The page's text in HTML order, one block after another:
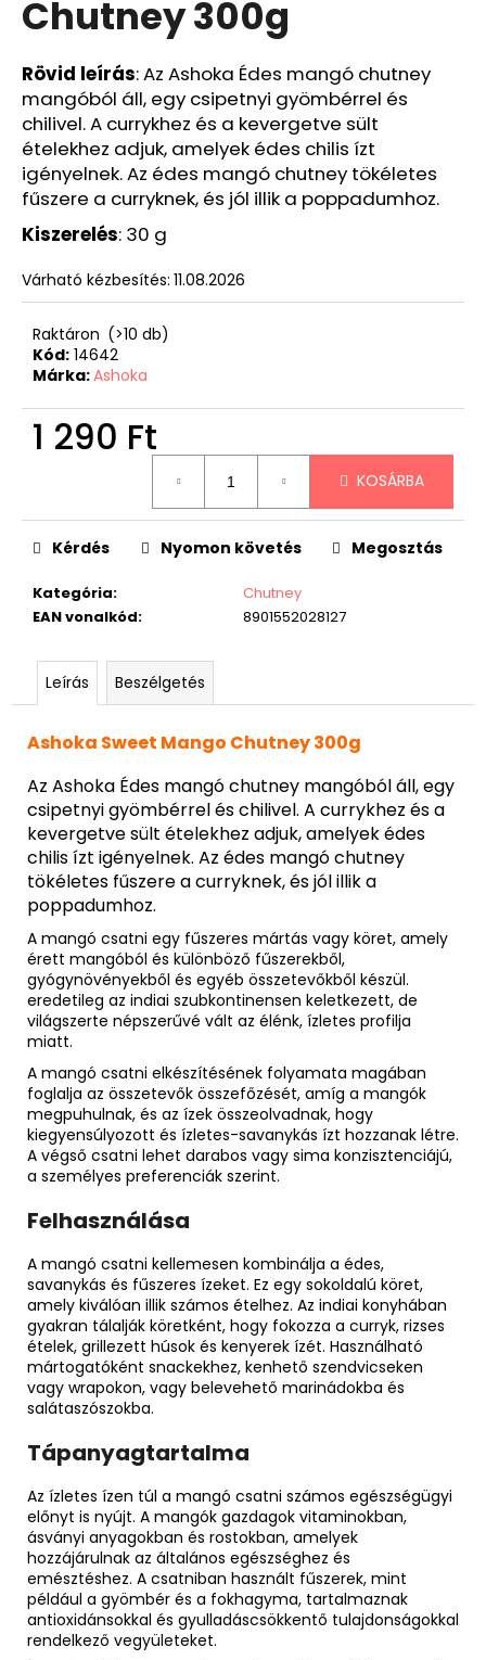
Chutney 300g
Rövid leírás:Az Ashoka Édes mangó chutney
mangóból áll, egy csipetnyi gyömbérrel és
chilivel. A currykhez és a kevergetve sült
ételekhez adjuk, amelyek édes chilis ízt
igényelnek. Az édes mangó chutney tökéletes
fűszere a curryknek, és jól illik a poppadumhoz.
Kiszerelés: 30 g
Várható kézbesítés: 11.08.2026
Raktáron (>10 db)
Kód: 14642
Márka:Ashoka
1 290 Ft
KOSÁRBA
Kategória:
Chutney
EAN vonalkód: 8901552028127
Kérdés Nyomon követés Megosztás
Leírás Beszélgetés
Ashoka Sweet Mango Chutney 300g
Az Ashoka Édes mangó chutney mangóból áll, egy
csipetnyi gyömbérrel és chilivel. A currykhez és a
kevergetve sült ételekhez adjuk, amelyek édes
chilis ízt igényelnek. Az édes mangó chutney
tökéletes fűszere a curryknek, és jól illik a
poppadumhoz.
A mangó csatni egy fűszeres mártás vagy köret, amely
érett mangóból és különböző fűszerekből,
gyógynövényekből és egyéb összetevőkből készül.
eredetileg az indiai szubkontinensen keletkezett, de
világszerte népszerűvé vált az élénk, ízletes profilja
miatt.
A mangó csatni elkészítésének folyamata magában
foglalja az összetevők összefőzését, amíg a mangók
megpuhulnak, és az ízek összeolvadnak, hogy
kiegyensúlyozott és ízletes-savanykás ízt hozzanak létre.
A végső csatni lehet darabos vagy sima konzisztenciájú,
a személyes preferenciák szerint.
Felhasználása
A mangó csatni kellemesen kombinálja a édes,
savanykás és fűszeres ízeket. Ez egy sokoldalú köret,
amely kiválóan illik számos ételhez. Az indiai konyhában
gyakran tálalják köretként, hogy fokozza a curryk, rizses
ételek, grillezett húsok és kenyerek ízét. Használható
mártogatóként snackekhez, kenhető szendvicseken
vagy wrapokon, vagy belevehető marinádokba és
salátaszószokba.
Tápanyagtartalma
Az ízletes ízen túl a mangó csatni számos egészségügyi
előnyt is nyújt. A mangók gazdagok vitaminokban,
ásványi anyagokban és rostokban, amelyek
hozzájárulnak az általános egészséghez és
emésztéshez. A csatniban használt fűszerek, mint
például a gyömbér és a fokhagyma, tartalmaznak
antioxidánsokkal és gyulladáscsökkentő tulajdonságokkal
rendelkező vegyületeket.